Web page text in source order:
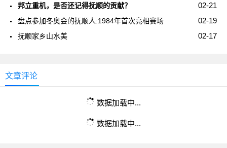
02-21
邦立重机，是否还记得抚顺的贡献？
02-19
盘点参加冬奥会的抚顺人:1984年首次亮相赛场
02-17
抚顺家乡山水美
文章评论
数据加载中...
数据加载中...